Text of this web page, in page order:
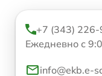
+7 (343)
Ежедневно с
info@ekb.e-